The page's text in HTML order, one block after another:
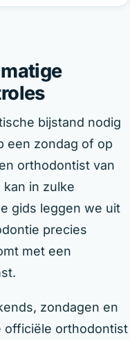
bijstand nodig
een zondag of op
orthodontist van
in zulke
gids leggen we uit
precies
met een
zondagen en
officiële orthodontist